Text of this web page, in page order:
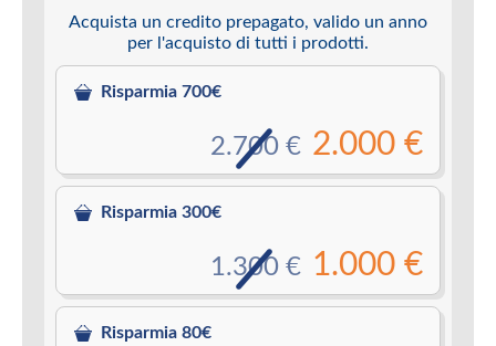
Acquista un credito prepagato, valido un anno
per l'acquisto di tutti i prodotti.
Risparmia 700€
2.000 €
2.700 €
Risparmia 300€
1.000 €
1.300 €
Risparmia 80€